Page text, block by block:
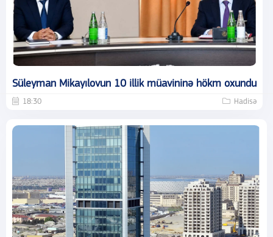
Süleyman Mikayılovun 10 illik müavininə hökm oxundu
18:30 Hadisə